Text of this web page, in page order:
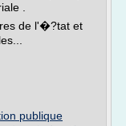
.
de l'�?tat et
publique